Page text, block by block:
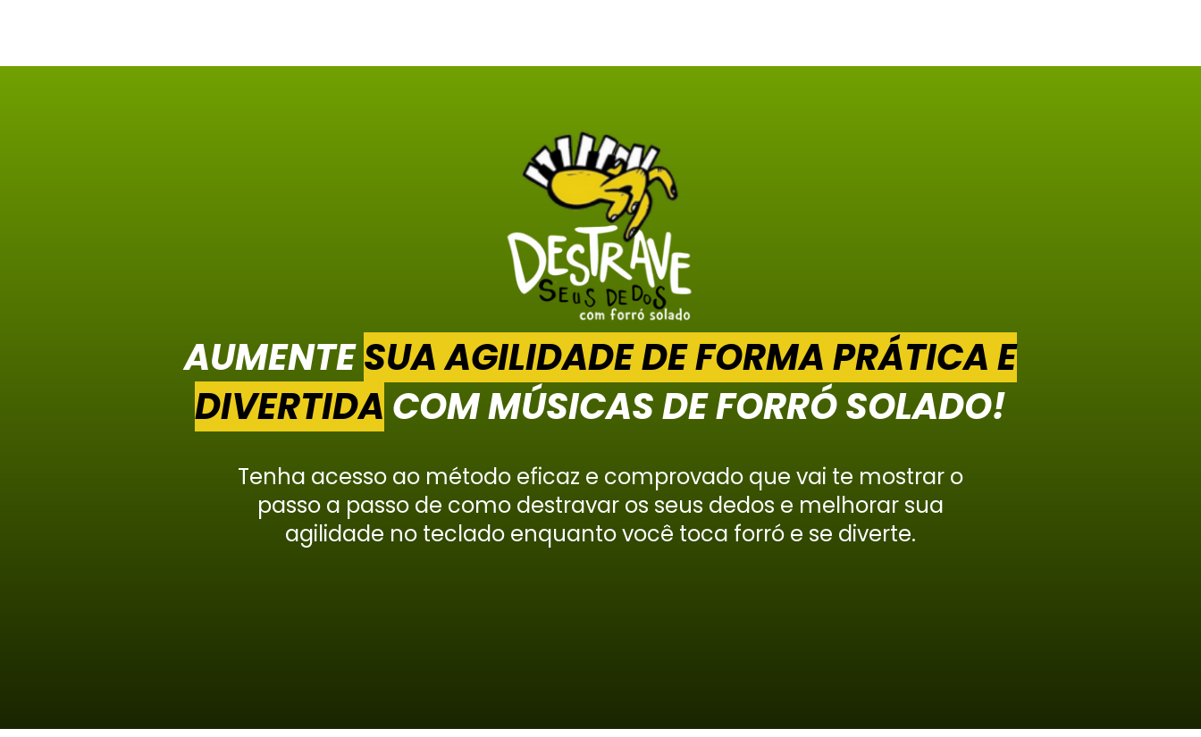
AUMENTESUA AGILIDADE DE FORMA PRÁTICA E
DIVERTIDA COM MÚSICAS DE FORRÓ SOLADO!
Tenha acesso ao método eficaz e comprovado que vai te mostrar o
passo a passo de como destravar os seus dedos e melhorar sua
agilidade no teclado enquanto você toca forró e se diverte.